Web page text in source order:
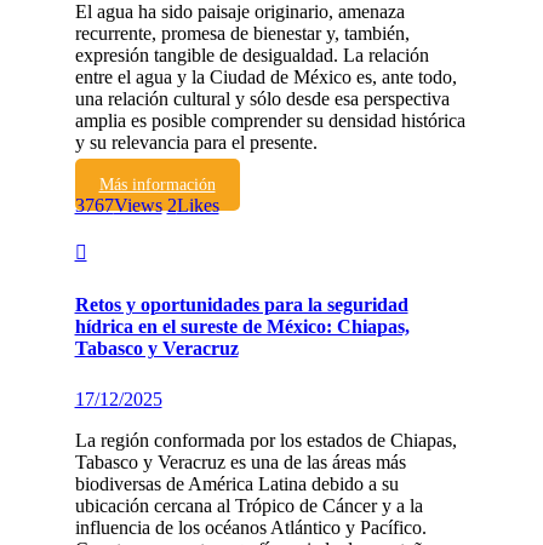
El agua ha sido paisaje originario, amenaza
recurrente, promesa de bienestar y, también,
expresión tangible de desigualdad. La relación
entre el agua y la Ciudad de México es, ante todo,
una relación cultural y sólo desde esa perspectiva
amplia es posible comprender su densidad histórica
y su relevancia para el presente.
Más información
3767Views 2Likes
Retos y oportunidades para la seguridad
hídrica en el sureste de México: Chiapas,
Tabasco y Veracruz
17/12/2025
La región conformada por los estados de Chiapas,
Tabasco y Veracruz es una de las áreas más
biodiversas de América Latina debido a su
ubicación cercana al Trópico de Cáncer y a la
influencia de los océanos Atlántico y Pacífico.